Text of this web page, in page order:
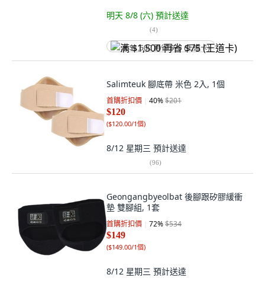
明天 8/8 (六) 預計送達
(4)
满 $1,500 再省 $75 (王道卡)
Salimteuk 腳底帶 米色 2入, 1個
首購折扣價 40%$201
$120
($120.00/1個)
8/12 星期三 預計送達
(96)
Geongangbyeolbat 後腳跟矽膠緩衝
墊 雙腳組, 1套
首購折扣價 72%$534
$149
($149.00/1個)
8/12 星期三 預計送達